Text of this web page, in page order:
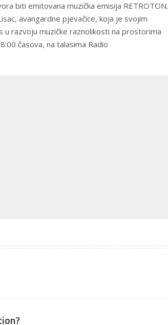
biti emitovana muzička emisija RETROTON.
avangardne pjevačice, koja je svojim
u razvoju muzičke raznolikosti na prostorima
časova, na talasima Radio